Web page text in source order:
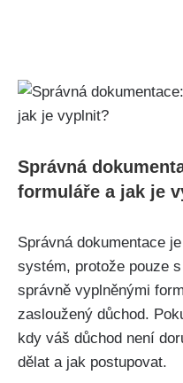
Správná
formuláře a jak je
Správná dokumentace
systém, protože pouze
správně vyplněnými
zasloužený důchod.
kdy váš důchod není
dělat a jak postupovat.